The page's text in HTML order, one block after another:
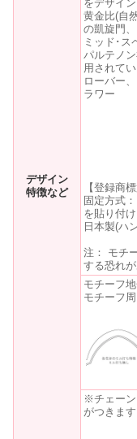
デザイン
特徴など
をデザイ
黄金比(自
の凱旋門
ミッド･ス
パルテノ
用されて
ローバー
ラワー
【登録商
固定方式
を貼り付
日本製(ハ
注： モチ
する恐れ
モチーフ
モチーフ
※チェーン
がつきます